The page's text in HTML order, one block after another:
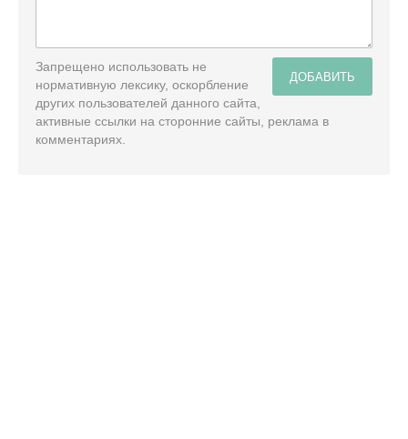
ДОБАВИТЬ
Запрещено использовать не
нормативную лексику, оскорбление
других пользователей данного сайта,
активные ссылки на сторонние сайты, реклама в
комментариях.